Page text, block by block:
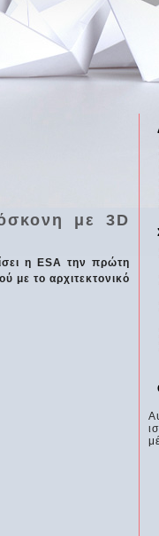
με 3D
η ESA την πρώτη
το αρχιτεκτονικό